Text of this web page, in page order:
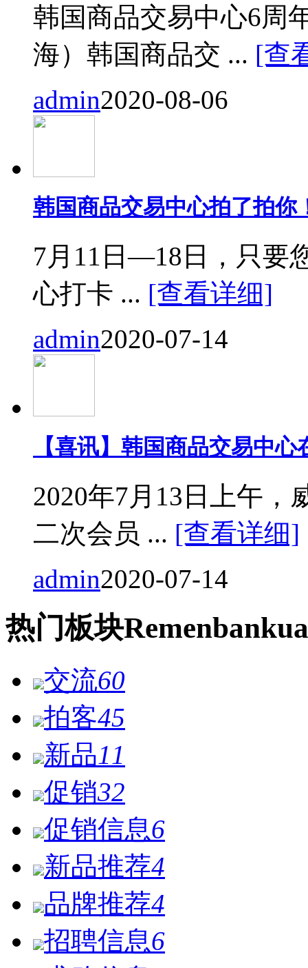
韩国商品交易中心6周
海）韩国商品交 ... [查
admin2020-08-06
韩国商品交易中心拍了拍你
7月11日—18日，只要
心打卡 ... [查看详细]
admin2020-07-14
【喜讯】韩国商品交易中
2020年7月13日上午，
二次会员 ... [查看详细]
admin2020-07-14
热门板块Remen
交流60
拍客45
新品11
促销32
促销信息6
新品推荐4
品牌推荐4
招聘信息6